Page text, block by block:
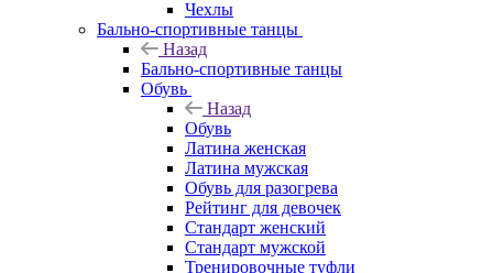
Чехлы
Бально-спортивные танцы
Назад
Бально-спортивные танцы
Обувь
Назад
Обувь
Латина женская
Латина мужская
Обувь для разогрева
Рейтинг для девочек
Стандарт женский
Стандарт мужской
Тренировочные туфли